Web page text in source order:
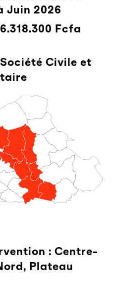
Juin 2026
Fcfa
Civile et
: Centre-
, Plateau